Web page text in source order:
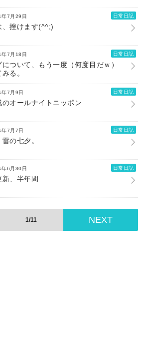
7月29日 日常日記
、挫けます(^^;)
7月18日 日常日記
について、もう一度（何度目だｗ）
る。
7月9日 日常日記
のオールナイトニッポン
7月7日 日常日記
の七夕。
6月30日 日常日記
新、半年間
1/11 NEXT